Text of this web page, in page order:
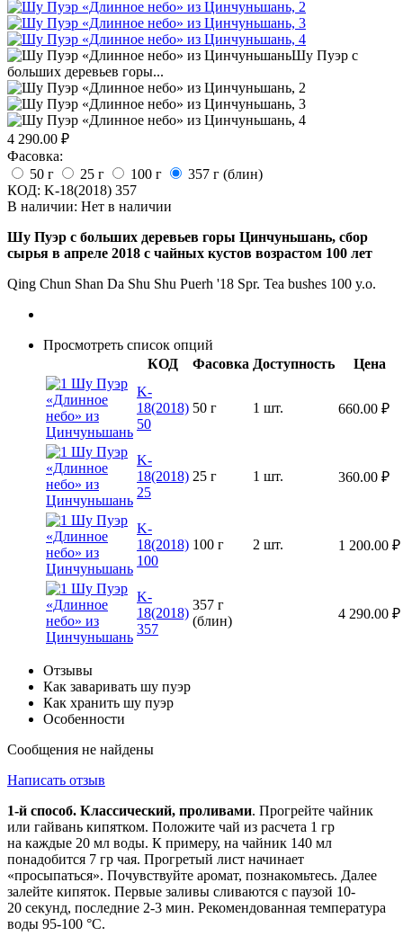
4 290.00 ₽
Фасовка:
50 г
25 г 100 г
357 г (блин)
КОД: K-18(2018) 357
В наличии: Нет в наличии
Шу Пуэр с больших деревьев горы Цинчуньшань, сбор
сырья в апреле 2018 с чайных кустов возрастом 100 лет
Qing Chun Shan Da Shu Shu Puerh '18 Spr. Tea bushes 100 y.o.
Просмотреть список опций
КОД
Фасовка Доступность
Цена
K-
18(2018)
50
50 г 1 шт. 660.00 ₽
K-
18(2018)
25
25 г 1 шт. 360.00 ₽
K-
18(2018)
100
100 г 2 шт. 1 200.00 ₽
K-
18(2018)
357
357 г
(блин)
4 290.00 ₽
Отзывы
Как заваривать шу пуэр
Как хранить шу пуэр
Особенности
Сообщения не найдены
Написать отзыв
1-й способ. Классический, проливами. Прогрейте чайник
или гайвань кипятком. Положите чай из расчета 1 гр
на каждые 20 мл воды. К примеру, на чайник 140 мл
понадобится 7 гр чая. Прогретый лист начинает
«просыпаться». Почувствуйте аромат, познакомьтесь. Далее
залейте кипяток. Первые заливы сливаются с паузой 10-
20 секунд, последние 2-3 мин. Рекомендованная температура
воды 95-100 °С.